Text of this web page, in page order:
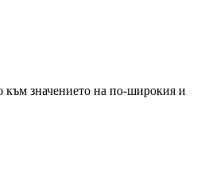
към значението на по-широкия и